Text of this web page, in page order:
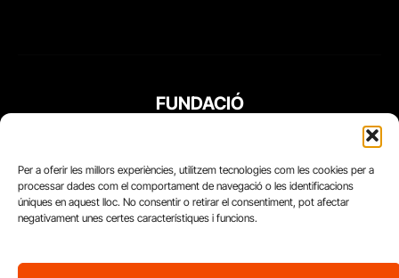
Per a oferir les millors experiències, utilitzem tecnologies com les cookies per a
processar dades com el comportament de navegació o les identificacions
úniques en aquest lloc. No consentir o retirar el consentiment, pot afectar
negativament unes certes característiques i funcions.
FUNDACIÓ